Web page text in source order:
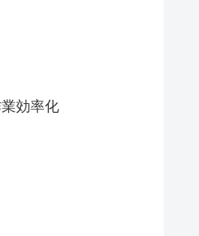
効率化